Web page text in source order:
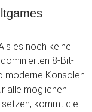
es noch keine
8-Bit-
moderne Konsolen
alle möglichen
kommt die